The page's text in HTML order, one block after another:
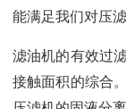
能满足我们对压
滤油机的有效过
接触面积的综合